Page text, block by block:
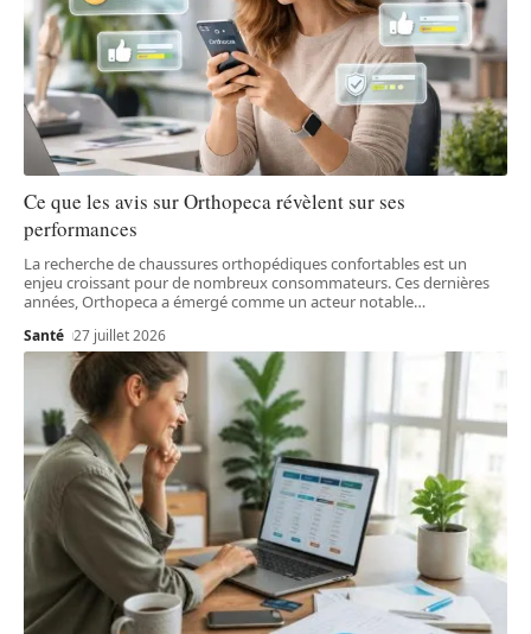
Ce que les avis sur Orthopeca révèlent sur ses
performances
La recherche de chaussures orthopédiques confortables est un
enjeu croissant pour de nombreux consommateurs. Ces dernières
années, Orthopeca a émergé comme un acteur notable…
Santé 27 juillet 2026